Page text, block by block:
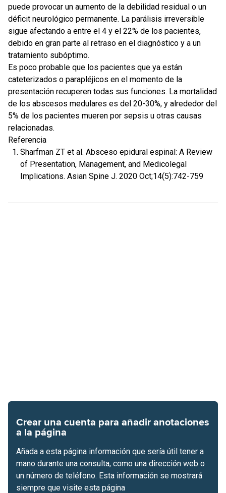
puede provocar un aumento de la debilidad residual o un
déficit neurológico permanente. La parálisis irreversible
sigue afectando a entre el 4 y el 22% de los pacientes,
debido en gran parte al retraso en el diagnóstico y a un
tratamiento subóptimo.
Es poco probable que los pacientes que ya están
cateterizados o parapléjicos en el momento de la
presentación recuperen todas sus funciones. La mortalidad
de los abscesos medulares es del 20-30%, y alrededor del
5% de los pacientes mueren por sepsis u otras causas
relacionadas.
Referencia
Sharfman ZT et al. Absceso epidural espinal: A Review
of Presentation, Management, and Medicolegal
Implications. Asian Spine J. 2020 Oct;14(5):742-759
Crear una cuenta para añadir anotaciones
a la página
Añada a esta página información que sería útil tener a
mano durante una consulta, como una dirección web o
un número de teléfono. Esta información se mostrará
siempre que visite esta página